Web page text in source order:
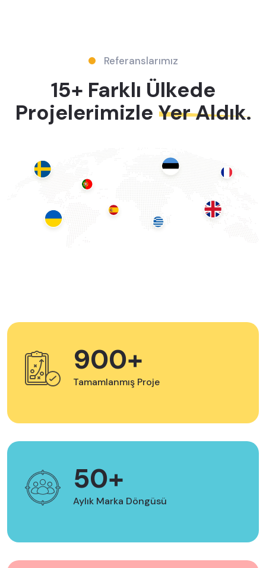
Referanslarımız
15+ Farklı Ülkede
Projelerimizle Yer Aldık.
900+
Tamamlanmış Proje
50+
Aylık Marka Döngüsü